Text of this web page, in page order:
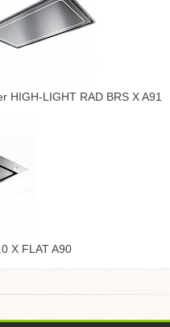
HIGH-LIGHT RAD BRS X A91
X FLAT A90